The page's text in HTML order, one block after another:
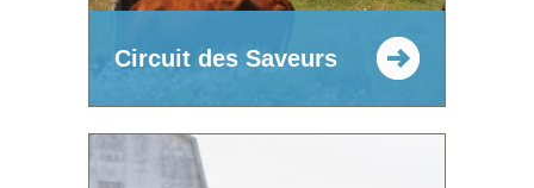
Circuit des Saveurs